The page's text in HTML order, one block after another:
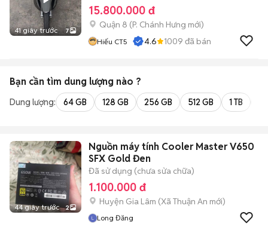
41 giây trước 7
15.800.000 đ
Quận 8 (P. Chánh Hưng mới)
Hiếu CT5 4.6 1009 đã bán
Bạn cần tìm dung lượng nào ?
Dung lượng: 64 GB 128 GB 256 GB 512 GB 1 TB
44 giây trước 2
Nguồn máy tính Cooler Master V650
SFX Gold Đen
Đã sử dụng (chưa sửa chữa)
1.100.000 đ
Huyện Gia Lâm (Xã Thuận An mới)
Long Đăng